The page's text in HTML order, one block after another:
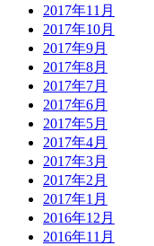
2017年11月
2017年10月
2017年9月
2017年8月
2017年7月
2017年6月
2017年5月
2017年4月
2017年3月
2017年2月
2017年1月
2016年12月
2016年11月